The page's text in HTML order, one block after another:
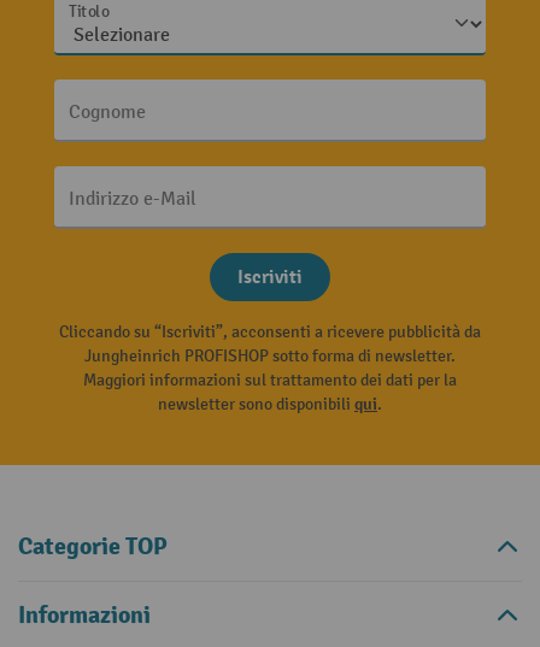
Titolo
Cognome
Indirizzo e-Mail
Iscriviti
Cliccando su “Iscriviti”, acconsenti a ricevere pubblicità da
Jungheinrich PROFISHOP sotto forma di newsletter.
Maggiori informazioni sul trattamento dei dati per la
newsletter sono disponibili qui.
Categorie TOP
Informazioni